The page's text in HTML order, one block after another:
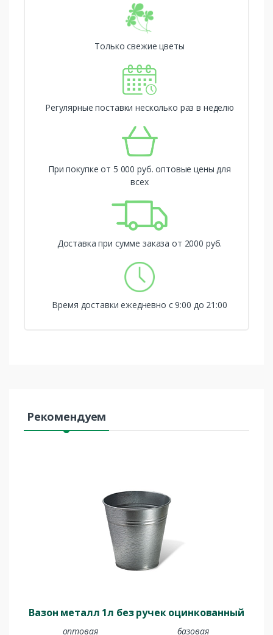
Только свежие цветы
Регулярные поставки несколько раз в неделю
При покупке от 5 000 руб. оптовые цены для
всех
Доставка при сумме заказа от 2000 руб.
Время доставки ежедневно с 9:00 до 21:00
Рекомендуем
Вазон металл 1л без ручек оцинкованный
оптовая базовая